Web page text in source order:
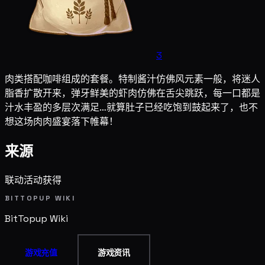
3
肉类搭配咖啡组成的套餐。特制酱汁仿佛风元素一般，将迷人
脂香扩散开来，弹牙鲜美的虾肉仿佛在舌尖跳跃，每一口都是
汁水丰盈的多层次满足…就算肚子已经吃饱到鼓起来了，也不
想这场肉肉盛宴落下帷幕！
来源
联动活动获得
BITTOPUP WIKI
BitTopup Wiki
游戏充值 游戏资讯